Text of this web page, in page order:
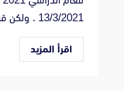
13/3/2021 . ولكن قبل...
اقرأ المزيد